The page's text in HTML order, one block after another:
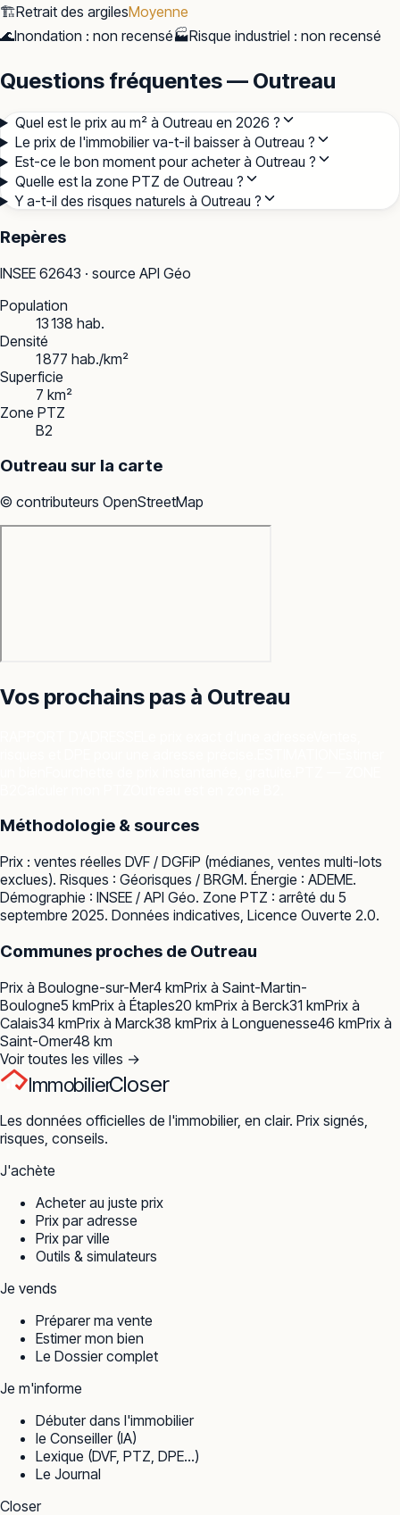
🏗️Retrait des argilesMoyenne
🌊Inondation : non recensé🏭Risque industriel : non recensé
Questions fréquentes — Outreau
Quel est le prix au m² à Outreau en 2026 ?
Le prix de l'immobilier va-t-il baisser à Outreau ?
Est-ce le bon moment pour acheter à Outreau ?
Quelle est la zone PTZ de Outreau ?
Y a-t-il des risques naturels à Outreau ?
Repères
INSEE 62643 · source API Géo
Population
13 138 hab.
Densité
1 877 hab./km²
Superficie
7 km²
Zone PTZ
B2
Outreau sur la carte
© contributeurs OpenStreetMap
Vos prochains pas à Outreau
Méthodologie & sources
Prix : ventes réelles DVF / DGFiP (médianes, ventes multi-lots
exclues). Risques : Géorisques / BRGM. Énergie : ADEME.
Démographie : INSEE / API Géo. Zone PTZ : arrêté du 5
septembre 2025. Données indicatives, Licence Ouverte 2.0.
Communes proches de Outreau
Prix à Boulogne-sur-Mer4 kmPrix à Saint-Martin-
Boulogne5 kmPrix à Étaples20 kmPrix à Berck31 kmPrix à
Calais34 kmPrix à Marck38 kmPrix à Longuenesse46 kmPrix à
Saint-Omer48 km
Voir toutes les villes →
ImmobilierCloser
Les données officielles de l'immobilier, en clair. Prix signés,
risques, conseils.
J'achète
Acheter au juste prix
Prix par adresse
Prix par ville
Outils & simulateurs
Je vends
Préparer ma vente
Estimer mon bien
Le Dossier complet
Je m'informe
Débuter dans l'immobilier
le Conseiller (IA)
Lexique (DVF, PTZ, DPE…)
Le Journal
Closer